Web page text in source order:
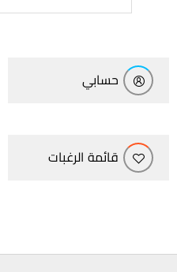
حسابي
قائمة الرغبات